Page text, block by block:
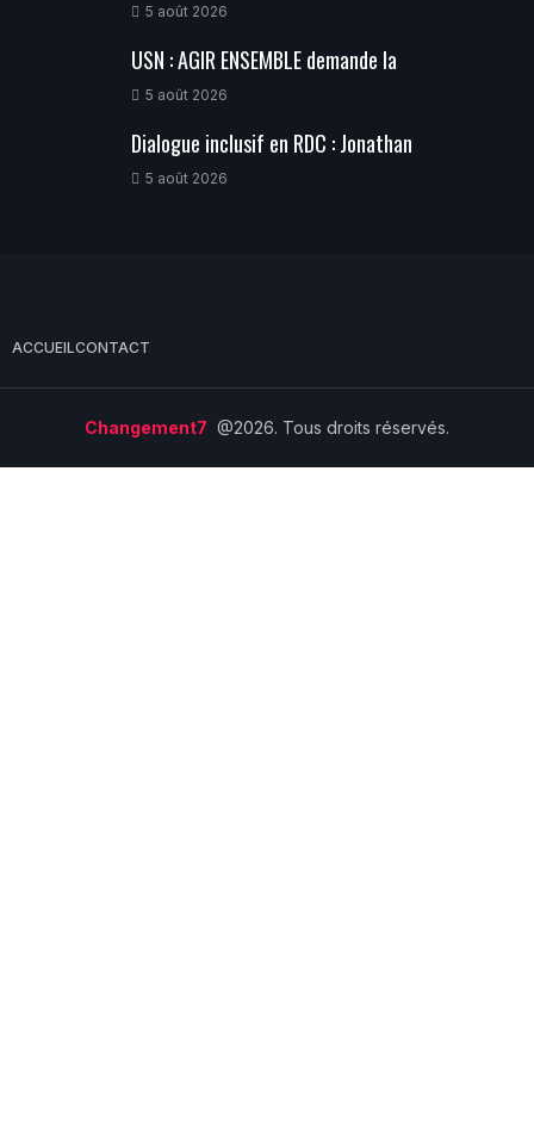
5 août 2026
USN : AGIR ENSEMBLE demande la
5 août 2026
Dialogue inclusif en RDC : Jonathan
5 août 2026
ACCUEILCONTACT
Changement7 @2026. Tous droits réservés.